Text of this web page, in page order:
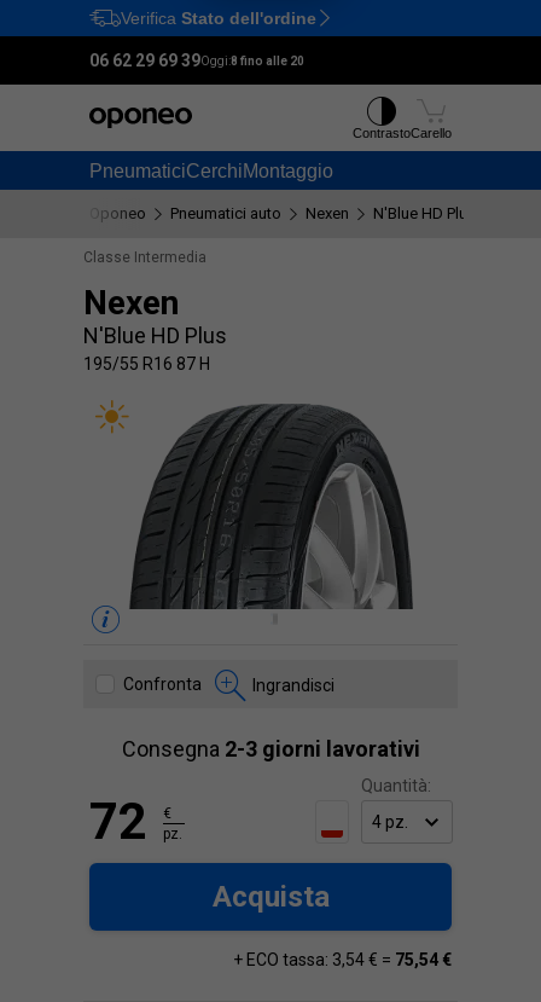
Ctrl M
Verifica Stato dell'ordine
06 62 29 69 39Oggi:8 fino alle 20
PneumaticiCerchiMontaggio
ContrastoCarello
Oponeo Pneumatici auto Nexen N'Blue HD Plus
Classe Intermedia
Nexen
N'Blue HD Plus
195/55 R16 87 H
Confronta Ingrandisci
Consegna 2-3 giorni lavorativi
Quantità:
72
€
pz.
Acquista
+ ECO tassa: 3,54 € = 75,54 €